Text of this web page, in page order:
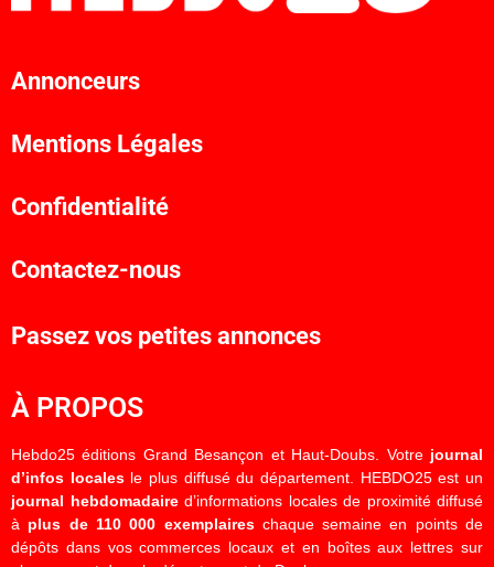
Annonceurs
Mentions Légales
Confidentialité
Contactez-nous
Passez vos petites annonces
À PROPOS
Hebdo25 éditions Grand Besançon et Haut-Doubs. Votre journal
d’infos localesle plus diffusé du département. HEBDO25 est un
journal hebdomadaired’informations locales de proximité diffusé
à plus de 110 000 exemplaireschaque semaine en points de
dépôts dans vos commerces locaux et en boîtes aux lettres sur